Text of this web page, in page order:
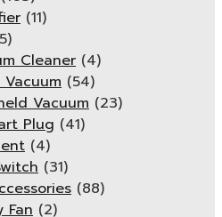
(11)
Cleaner (4)
Vacuum (54)
Vacuum (23)
Plug (41)
(4)
(31)
(88)
Fan (2)